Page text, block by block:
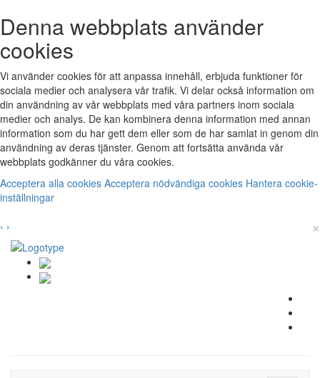
Denna webbplats använder
cookies
Vi använder cookies för att anpassa innehåll, erbjuda funktioner för
sociala medier och analysera vår trafik. Vi delar också information om
din användning av vår webbplats med våra partners inom sociala
medier och analys. De kan kombinera denna information med annan
information som du har gett dem eller som de har samlat in genom din
användning av deras tjänster. Genom att fortsätta använda vår
webbplats godkänner du våra cookies.
Acceptera alla cookies Acceptera nödvändiga cookies Hantera cookie-
inställningar
‹ › ×